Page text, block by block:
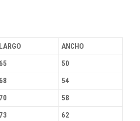
LARGO
ANCHO
65
50
68
54
70
58
73 62